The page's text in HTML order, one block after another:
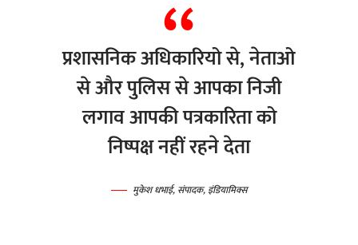
प्रशासनिक अधिकारियो से, नेताओ
से और पुलिस से आपका निजी
लगाव आपकी पत्रकारिता को
निष्पक्ष नहीं रहने देता
मुकेश धभाई, संपादक, इंडियामिक्स